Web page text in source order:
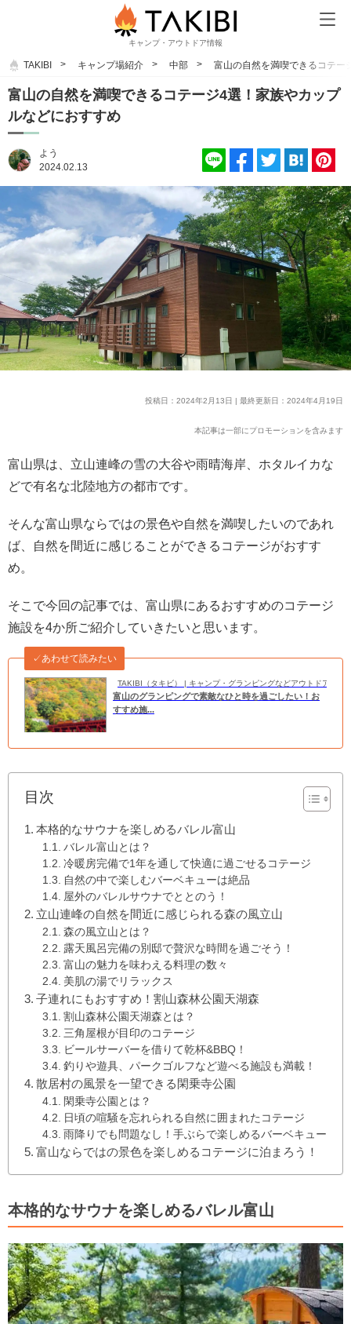
キャンプ・アウトドア情報
TAKIBI キャンプ場紹介 中部 富山の自然を満喫できるコテー
富山の自然を満喫できるコテージ4選！家族やカップ
ルなどにおすすめ
よう
2024.02.13
投稿日：2024年2月13日 | 最終更新日：2024年4月19日
本記事は一部にプロモーションを含みます
富山県は、立山連峰の雪の大谷や雨晴海岸、ホタルイカな
どで有名な北陸地方の都市です。
そんな富山県ならではの景色や自然を満喫したいのであれ
ば、自然を間近に感じることができるコテージがおすす
め。
そこで今回の記事では、富山県にあるおすすめのコテージ
施設を4か所ご紹介していきたいと思います。
TAKIBI（タキビ） | キャンプ・グランピングなどアウトドアの総
✓あわせて読みたい
富山のグランピングで素敵なひと時を過ごしたい！お
すすめ施...
目次
本格的なサウナを楽しめるバレル富山
バレル富山とは？
冷暖房完備で1年を通して快適に過ごせるコテージ
自然の中で楽しむバーベキューは絶品
屋外のバレルサウナでととのう！
立山連峰の自然を間近に感じられる森の風立山
森の風立山とは？
露天風呂完備の別邸で贅沢な時間を過ごそう！
富山の魅力を味わえる料理の数々
美肌の湯でリラックス
子連れにもおすすめ！割山森林公園天湖森
割山森林公園天湖森とは？
三角屋根が目印のコテージ
ビールサーバーを借りて乾杯&BBQ！
釣りや遊具、パークゴルフなど遊べる施設も満載！
散居村の風景を一望できる閑乗寺公園
閑乗寺公園とは？
日頃の喧騒を忘れられる自然に囲まれたコテージ
雨降りでも問題なし！手ぶらで楽しめるバーベキュー
富山ならではの景色を楽しめるコテージに泊まろう！
本格的なサウナを楽しめるバレル富山